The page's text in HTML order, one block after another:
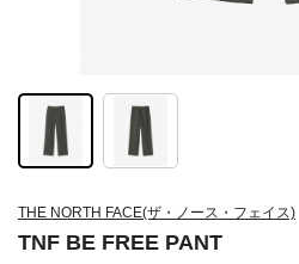
THE NORTH FACE(ザ・ノース・フェイス)
TNF BE FREE PANT